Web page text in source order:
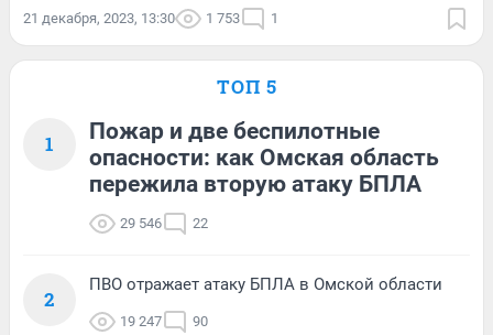
21 декабря, 2023, 13:30 1 753 1
ТОП 5
1
Пожар и две беспилотные
опасности: как Омская область
пережила вторую атаку БПЛА
29 546 22
2
ПВО отражает атаку БПЛА в Омской области
19 247 90